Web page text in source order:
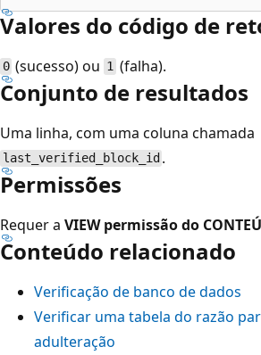
Valores do código de
0 (sucesso) ou 1(falha).
Conjunto de resultados
Uma linha, com uma coluna chamada
last_verified_block_id .
Permissões
Requer a VIEW permissão do
Conteúdo relacionado
Verificação de banco de dados
Verificar uma tabela do razão
adulteração